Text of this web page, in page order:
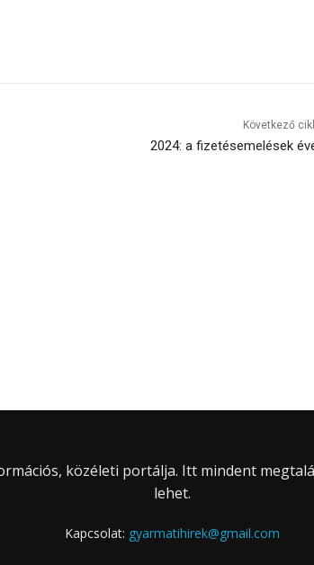
Következő
2024: a fizetésemelések
közéleti portálja. Itt mindent
lehet.
Kapcsolat: gyarmatihirek@gmail.com